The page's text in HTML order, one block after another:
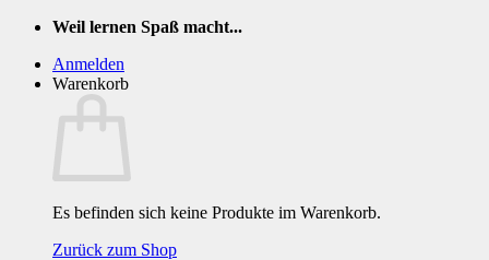
Zum
springen
Weil lernen Spaß macht...
Anmelden
Warenkorb
Es befinden sich keine Produkte im Warenkorb.
Zurück zum Shop